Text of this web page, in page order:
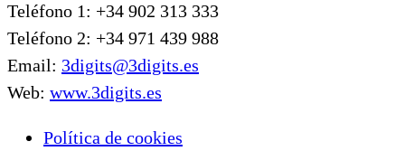
Teléfono 1: +34 902 313 333
Teléfono 2: +34 971 439 988
Email: 3digits@3digits.es
Web: www.3digits.es
Política de cookies